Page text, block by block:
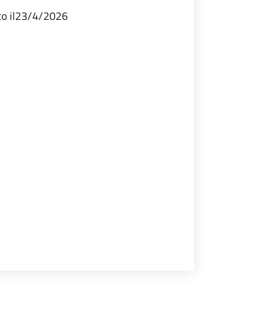
il23/4/2026